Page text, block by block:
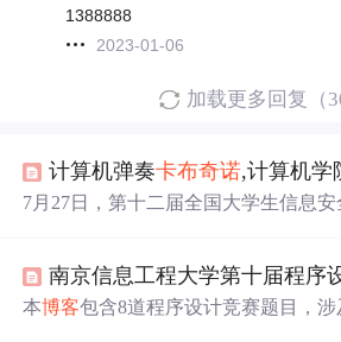
1388888
2023-01-06
加载更多回复（
计算机弹奏卡布奇诺,计算机学
7月27日，第十二届全国大学生信息
推动网络安全人才培养。
南京信息工程大学第十届程序
本博客包含8道程序设计竞赛题目，